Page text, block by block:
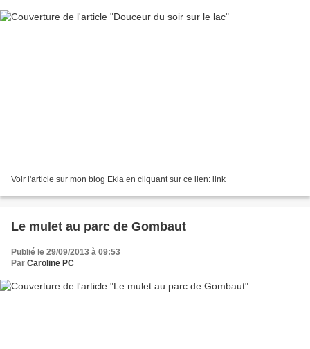
Voir l'article sur mon blog Ekla en cliquant sur ce lien: link
Le mulet au parc de Gombaut
Publié le 29/09/2013 à 09:53
Par Caroline PC